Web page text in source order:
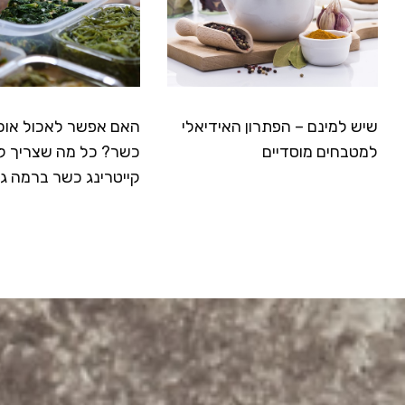
שיש למינם – הפתרון האידיאלי
למטבחים מוסדיים
האם אפשר לאכול
כשר? כל מה שצריך
קייטרינג כשר ברמה